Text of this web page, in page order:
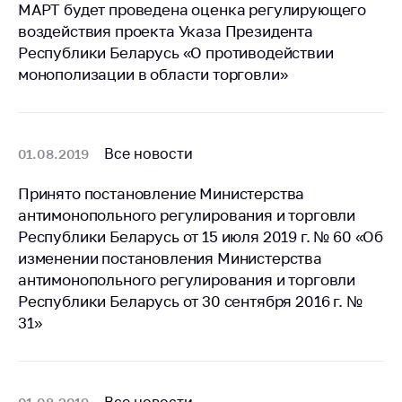
Общественное
обсуждение
проектов
Упрощение условий
Рекомендации по
предотвращению
распространения
COVID-19 для
субъектов торговли,
общественного
МАРТ будет проведена оценка регулирующего
воздействия проекта Указа Президента
Республики Беларусь «О противодействии
монополизации в области торговли»
01.08.2019 Все новости
Принято постановление Министерства
антимонопольного регулирования и торговли
Республики Беларусь от 15 июля 2019 г. № 60 «Об
изменении постановления Министерства
антимонопольного регулирования и торговли
Республики Беларусь от 30 сентября 2016 г. №
31»